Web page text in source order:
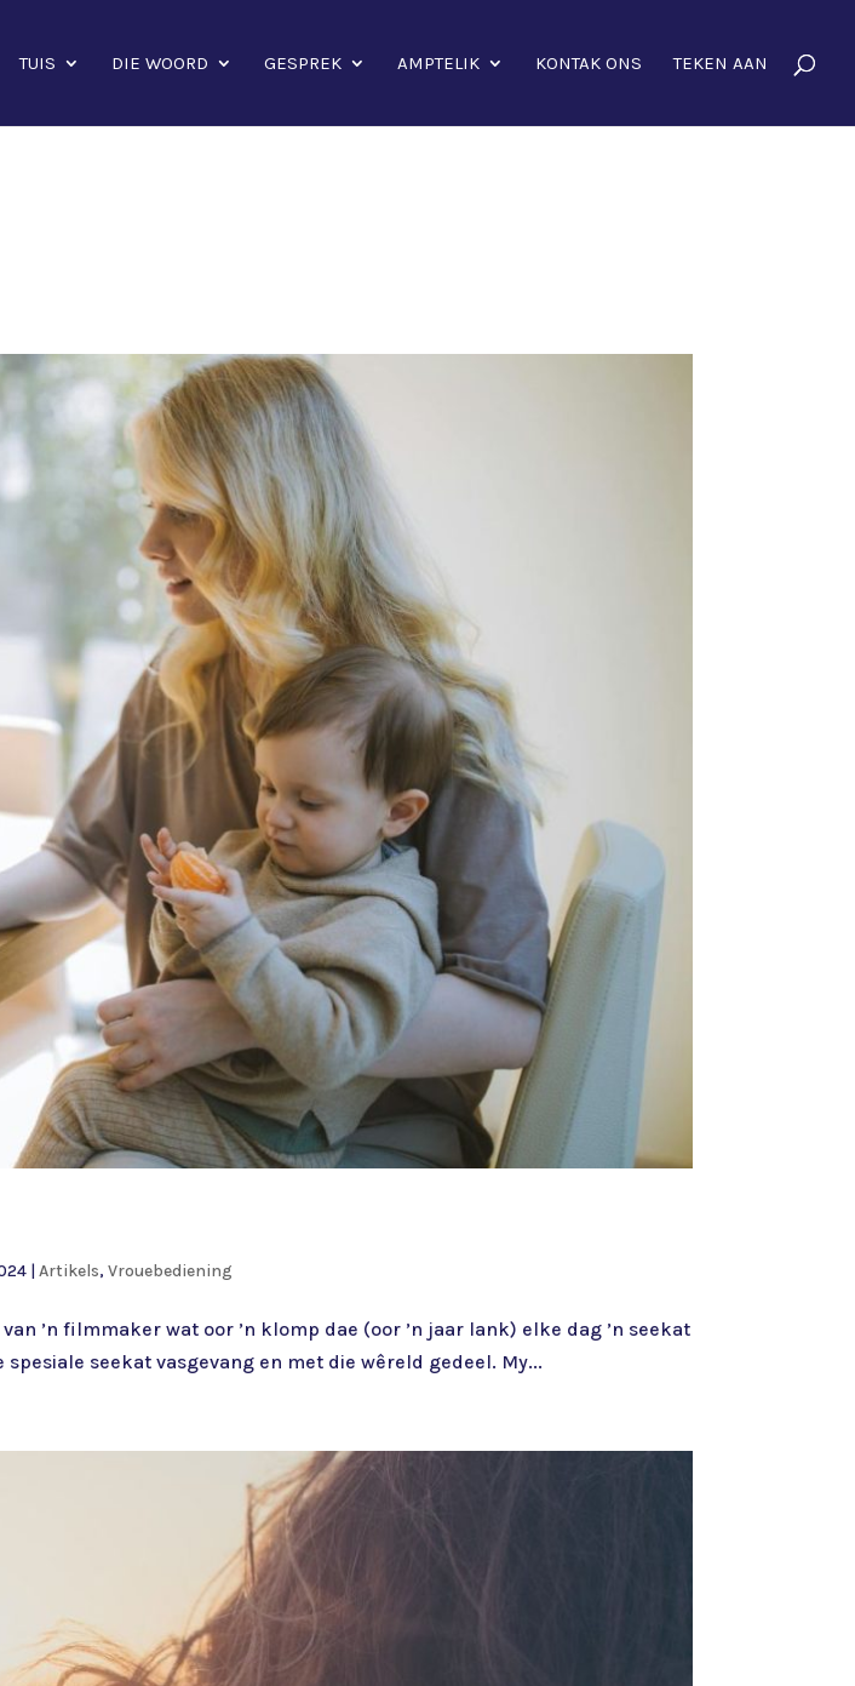
TUIS DIE WOORD GESPREK AMPTELIK KONTAK ONS TEKEN AAN
|Artikels,Vrouebediening
’n filmmaker wat oor ’n klomp dae (oor ’n jaar lank) elke dag ’n seekat
seekat vasgevang en met die wêreld gedeel. My...